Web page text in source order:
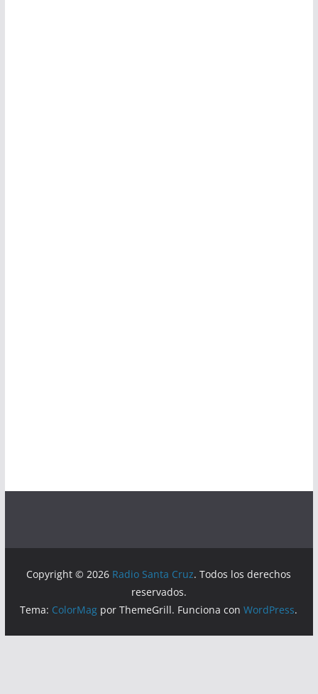
Copyright © 2026 Radio Santa Cruz. Todos los derechos
reservados.
Tema: ColorMag por ThemeGrill. Funciona conWordPress.